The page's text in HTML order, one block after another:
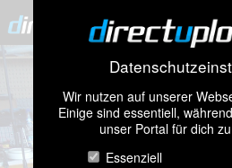
Wir nutzen auf unserer
Einige sind essentiell,
unser Portal für dich
Essenziell